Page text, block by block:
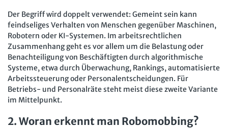
Der Begriff wird doppelt verwendet: Gemeint sein kann
feindseliges Verhalten von Menschen gegenüber Maschinen,
Robotern oder KI-Systemen. Im arbeitsrechtlichen
Zusammenhang geht es vor allem um die Belastung oder
Benachteiligung von Beschäftigten durch algorithmische
Systeme, etwa durch Überwachung, Rankings, automatisierte
Arbeitssteuerung oder Personalentscheidungen. Für
Betriebs- und Personalräte steht meist diese zweite Variante
im Mittelpunkt.
2. Woran erkennt man Robomobbing?